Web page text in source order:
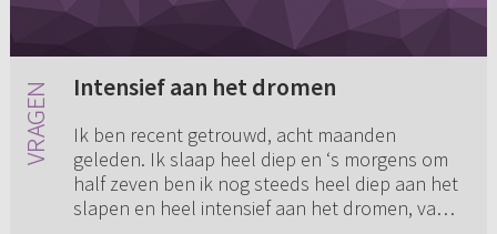
Intensief aan het dromen
Ik ben recent getrouwd, acht maanden
geleden. Ik slaap heel diep en ‘s morgens om
half zeven ben ik nog steeds heel diep aan het
slapen en heel intensief aan het dromen, vaak